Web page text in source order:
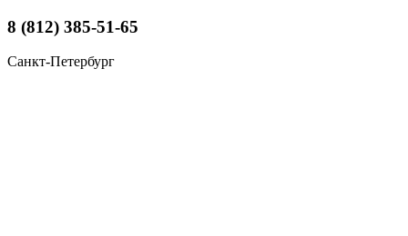
8 (812) 385-51-65
Санкт-Петербург